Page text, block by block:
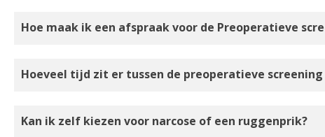
Hoe maak ik een afspraak voor de Preoperatieve
Hoeveel tijd zit er tussen de preoperatieve
Kan ik zelf kiezen voor narcose of een ruggenprik?